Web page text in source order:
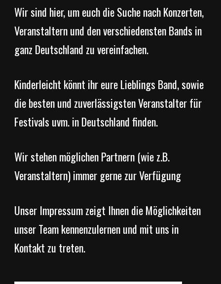
Wir sind hier, um euch die Suche nach Konzerten,
Veranstaltern und den verschiedensten Bands in
ganz Deutschland zu vereinfachen.
Kinderleicht könnt ihr eure Lieblings Band, sowie
die besten und zuverlässigsten Veranstalter für
Festivals uvm. in Deutschland finden.
Wir stehen möglichen Partnern (wie z.B.
Veranstaltern) immer gerne zur Verfügung
Unser Impressum zeigt Ihnen die Möglichkeiten
unser Team kennenzulernen und mit uns in
Kontakt zu treten.